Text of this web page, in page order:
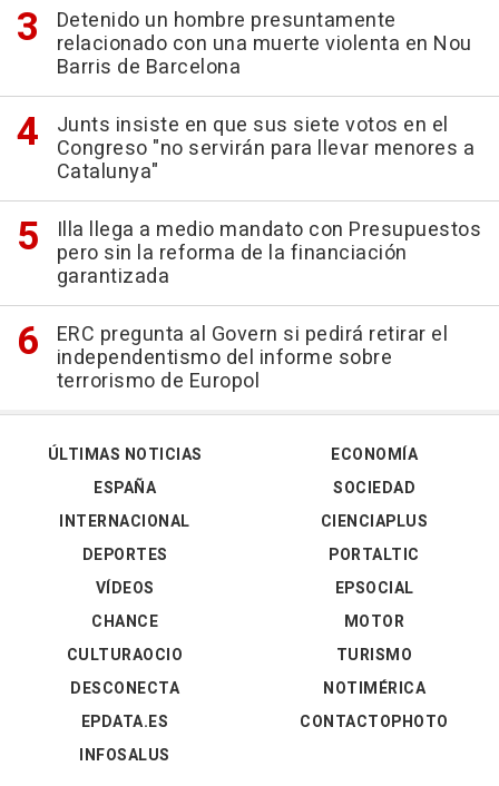
Detenido un hombre presuntamente
relacionado con una muerte violenta en Nou
Barris de Barcelona
Junts insiste en que sus siete votos en el
Congreso "no servirán para llevar menores a
Catalunya"
Illa llega a medio mandato con Presupuestos
pero sin la reforma de la financiación
garantizada
ERC pregunta al Govern si pedirá retirar el
independentismo del informe sobre
terrorismo de Europol
ÚLTIMAS NOTICIAS
ESPAÑA
INTERNACIONAL
DEPORTES
VÍDEOS
ECONOMÍA
SOCIEDAD
CIENCIAPLUS
PORTALTIC
EPSOCIAL
CHANCE
CULTURAOCIO
DESCONECTA
EPDATA.ES
INFOSALUS
MOTOR
TURISMO
NOTIMÉRICA
CONTACTOPHOTO